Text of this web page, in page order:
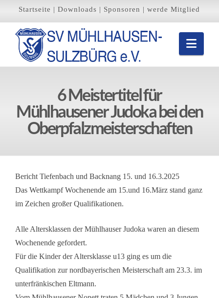
Startseite |Downloads | Sponsoren |werde Mitglied
6 Meistertitel für
Mühlhausener Judoka bei den
Oberpfalzmeisterschaften
Bericht Tiefenbach und Backnang 15. und 16.3.2025
Das Wettkampf Wochenende am 15.und 16.März stand ganz
im Zeichen großer Qualifikationen.
Alle Altersklassen der Mühlhauser Judoka waren an diesem
Wochenende gefordert.
Für die Kinder der Altersklasse u13 ging es um die
Qualifikation zur nordbayerischen Meisterschaft am 23.3. im
unterfränkischen Eltmann.